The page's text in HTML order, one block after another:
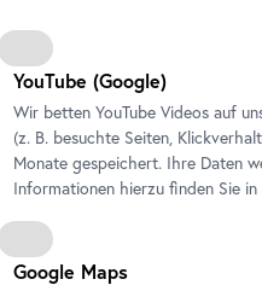
YouTube (Google)
Wir betten YouTube Videos auf
(z. B. besuchte Seiten,
Monate gespeichert. Ihre Daten
Informationen hierzu finden Sie in
Google Maps